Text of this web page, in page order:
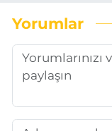
Yorumlar